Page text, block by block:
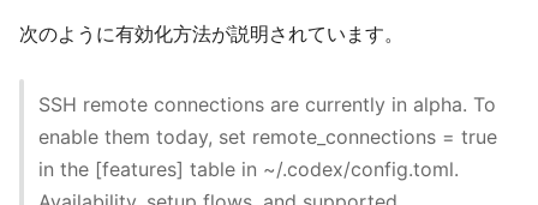
次のように有効化方法が説明されています。
SSH remote connections are currently in alpha. To
enable them today, set remote_connections = true
in the [features] table in ~/.codex/config.toml.